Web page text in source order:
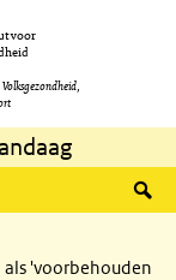
voor
'voorbehouden